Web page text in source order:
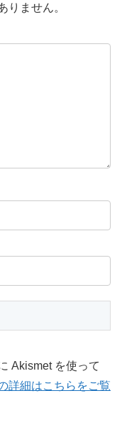
りません。
Akismet を使って
詳細はこちらをご覧